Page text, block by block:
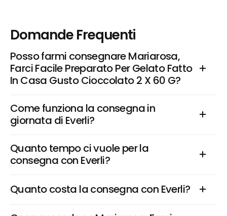
Domande Frequenti
Posso farmi consegnare Mariarosa,
Farci Facile Preparato Per Gelato Fatto
In Casa Gusto Cioccolato 2 X 60 G?
Come funziona la consegna in
giornata di Everli?
Quanto tempo ci vuole per la
consegna con Everli?
Quanto costa la consegna con Everli?